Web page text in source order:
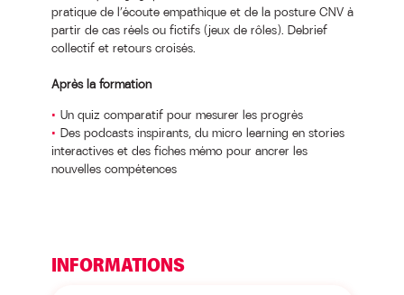
pratique de l’écoute empathique et de la posture CNV à
partir de cas réels ou fictifs (jeux de rôles). Debrief
collectif et retours croisés.
Après la formation
Un quiz comparatif pour mesurer les progrès
Des podcasts inspirants, du micro learning en stories
interactives et des fiches mémo pour ancrer les
nouvelles compétences
INFORMATIONS